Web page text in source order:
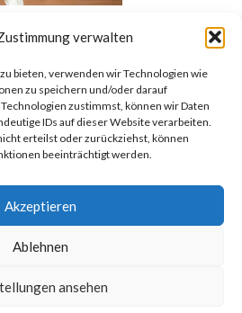
verwalten
bieten, verwenden wir Technologien wie
zu speichern und/oder darauf
zustimmst, können wir Daten
IDs auf dieser Website verarbeiten.
erteilst oder zurückziehst, können
beeinträchtigt werden.
Akzeptieren
Ablehnen
ansehen